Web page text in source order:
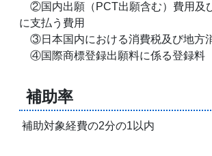
②国内出願（PCT出願含む）費用及
に支払う費用
③日本国内における消費税及び地方
④国際商標登録出願料に係る登録
補助率
補助対象経費の2分の1以内